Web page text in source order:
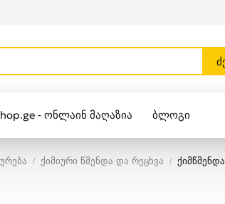
- ონლაინ მაღაზია ბლოგი
ქიმიური წმენდა და რეცხვა